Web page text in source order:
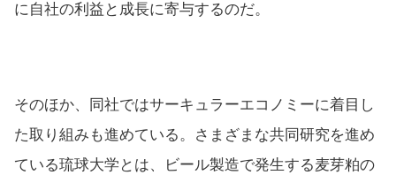
に自社の利益と成長に寄与するのだ。
そのほか、同社ではサーキュラーエコノミーに着目し
た取り組みも進めている。さまざまな共同研究を進め
ている琉球大学とは、ビール製造で発生する麦芽粕の